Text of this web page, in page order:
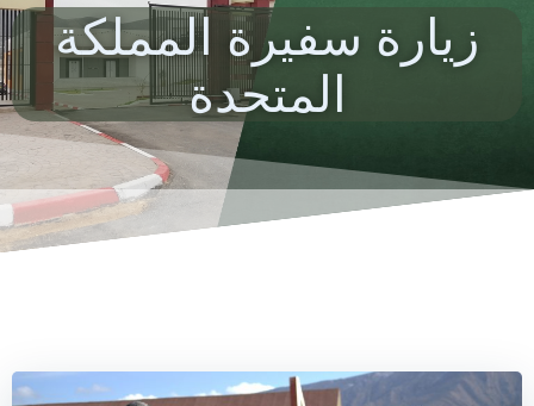
زيارة سفيرة المملكة
المتحدة